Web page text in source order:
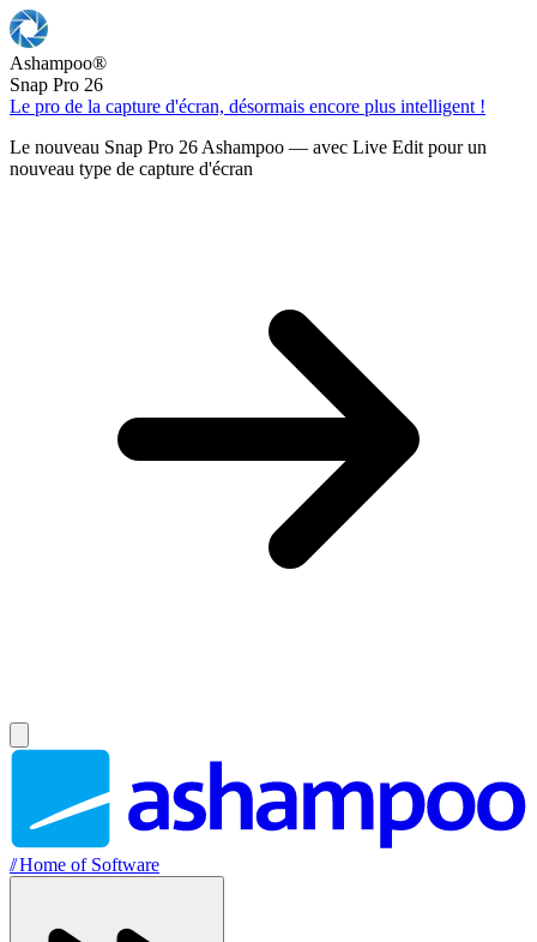
Ashampoo®
Snap Pro 26
Le pro de la capture d'écran, désormais encore plus intelligent !
Le nouveau Snap Pro 26 Ashampoo — avec Live Edit pour un
nouveau type de capture d'écran
//Home of Software